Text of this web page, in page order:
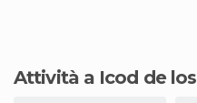
Attività a Icod de